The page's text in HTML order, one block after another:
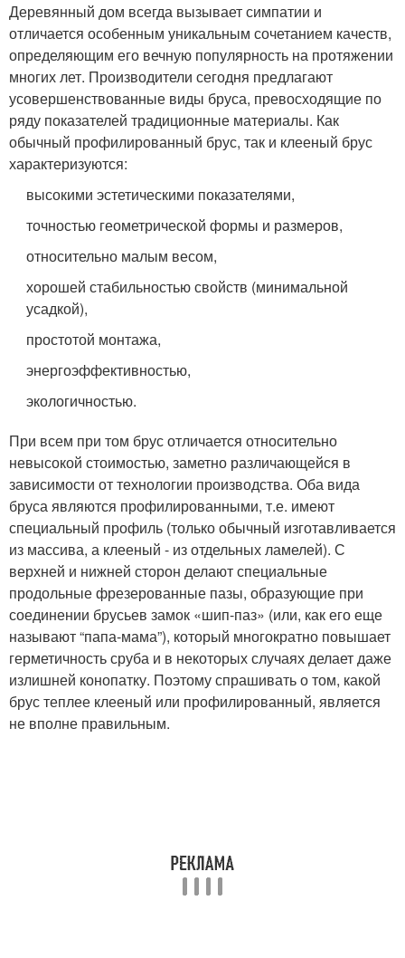
Деревянный дом всегда вызывает симпатии и
отличается особенным уникальным сочетанием качеств,
определяющим его вечную популярность на протяжении
многих лет. Производители сегодня предлагают
усовершенствованные виды бруса, превосходящие по
ряду показателей традиционные материалы. Как
обычный профилированный брус, так и клееный брус
характеризуются:
высокими эстетическими показателями,
точностью геометрической формы и размеров,
относительно малым весом,
хорошей стабильностью свойств (минимальной
усадкой),
простотой монтажа,
энергоэффективностью,
экологичностью.
При всем при том брус отличается относительно
невысокой стоимостью, заметно различающейся в
зависимости от технологии производства. Оба вида
бруса являются профилированными, т.е. имеют
специальный профиль (только обычный изготавливается
из массива, а клееный - из отдельных ламелей). С
верхней и нижней сторон делают специальные
продольные фрезерованные пазы, образующие при
соединении брусьев замок «шип-паз» (или, как его еще
называют “папа-мама”), который многократно повышает
герметичность сруба и в некоторых случаях делает даже
излишней конопатку. Поэтому спрашивать о том, какой
брус теплее клееный или профилированный, является
не вполне правильным.